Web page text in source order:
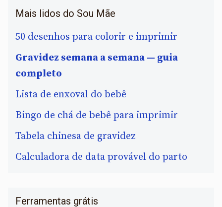
Mais lidos do Sou Mãe
50 desenhos para colorir e imprimir
Gravidez semana a semana — guia
completo
Lista de enxoval do bebê
Bingo de chá de bebê para imprimir
Tabela chinesa de gravidez
Calculadora de data provável do parto
Ferramentas grátis